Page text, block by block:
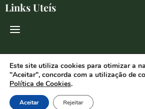
Links Uteís
Redes Sociais
© 2026 Florália Comércio de Flores
Este site utiliza cookies para otimizar a
"Aceitar", concorda com a utilização de
Política de Cookies.
Aceitar Rejeitar